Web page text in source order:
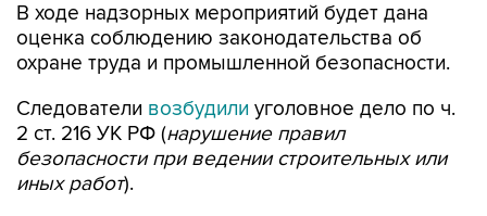
В ходе надзорных мероприятий будет дана
оценка соблюдению законодательства об
охране труда и промышленной безопасности.
Следователи возбудили уголовное дело по ч.
2 ст. 216 УК РФ (нарушение правил
безопасности при ведении строительных или
иных работ).